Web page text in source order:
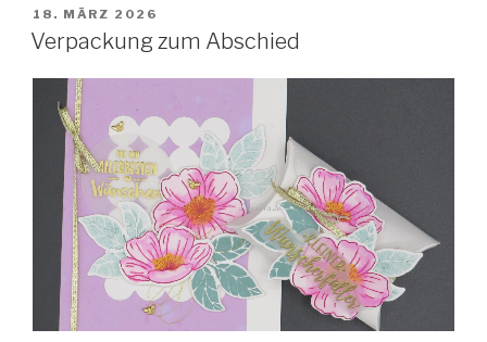
VERÖFFENTLICHT
AM
18. MÄRZ 2026
Verpackung zum Abschied